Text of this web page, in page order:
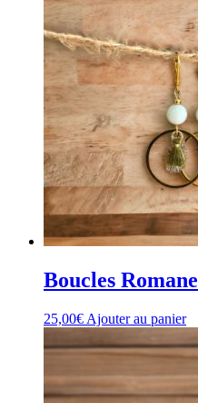
Boucles Romane
25,00€ Ajouter au panier